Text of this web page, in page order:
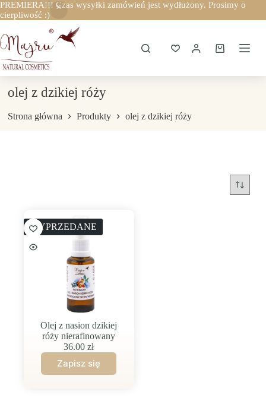
PREMIERA!!! Czas wysyłki zamówień jest wydłużony. Prosimy o
cierpliwość :)
do
treści
Koszyk
olej z dzikiej róży
Strona główna Produkty olej z dzikiej róży
WYPRZEDANE
Olej z nasion dzikiej
róży nierafinowany
36.00zł